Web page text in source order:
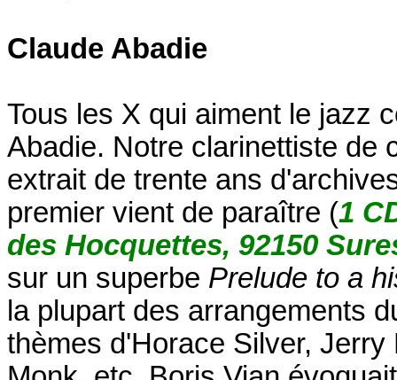
Claude Abadie
Tous les X qui aiment le jazz
Abadie. Notre clarinettiste de
extrait de trente ans
premier vient de paraître (1
des Hocquettes, 92150
sur un superbe Prelude to a
la plupart des arrangements
thèmes d'Horace Silver,